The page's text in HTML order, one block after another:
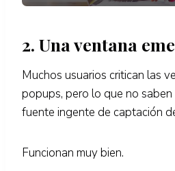
2. Una ventana
Muchos usuarios critican las
popups, pero lo que no saben
fuente ingente de captación
Funcionan muy bien.